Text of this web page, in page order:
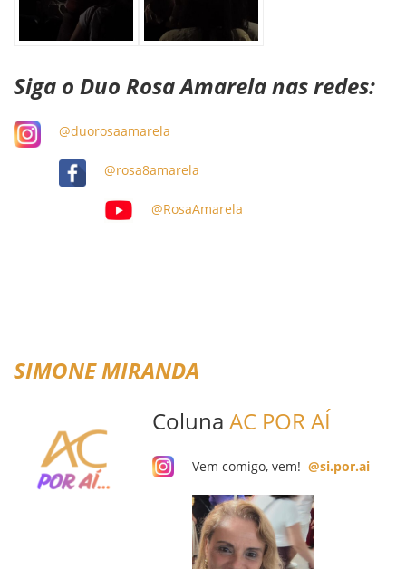
Siga o Duo Rosa Amarela nas redes:
@duorosaamarela
@rosa8amarela
@RosaAmarela
SIMONE MIRANDA
Coluna AC POR AÍ
Vem comigo, vem! @si.por.ai